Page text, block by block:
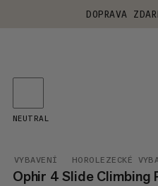
DOPRAVA
VYBAVENÍ HOROLEZECKÉ
Ophir 4 Slide Climbing
NEUTRAL